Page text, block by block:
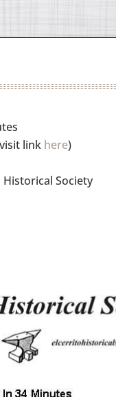
link here)
Historical Society